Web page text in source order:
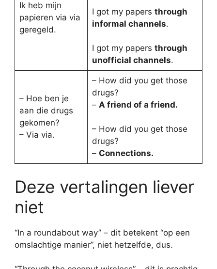
Ik heb mijn
papieren via via
geregeld.
I got my papers through
informal channels.
I got my papers through
unofficial channels.
– Hoe ben je
aan die drugs
gekomen?
– Via via.
– How did you get those
drugs?
– A friend of a friend.
– How did you get those
drugs?
– Connections.
Deze vertalingen liever
niet
“In a roundabout way” – dit betekent “op een
omslachtige manier”, niet hetzelfde, dus.